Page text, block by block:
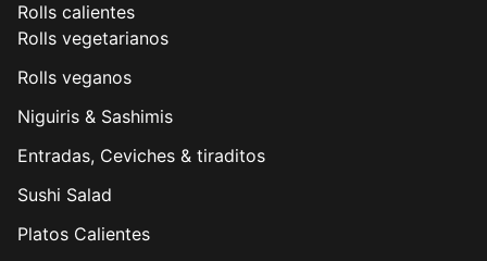
Rolls calientes
Rolls vegetarianos
Rolls veganos
Niguiris & Sashimis
Entradas, Ceviches & tiraditos
Sushi Salad
Platos Calientes